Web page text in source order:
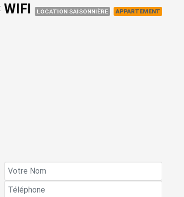
WIFI LOCATION SAISONNIÈRE APPARTEMENT